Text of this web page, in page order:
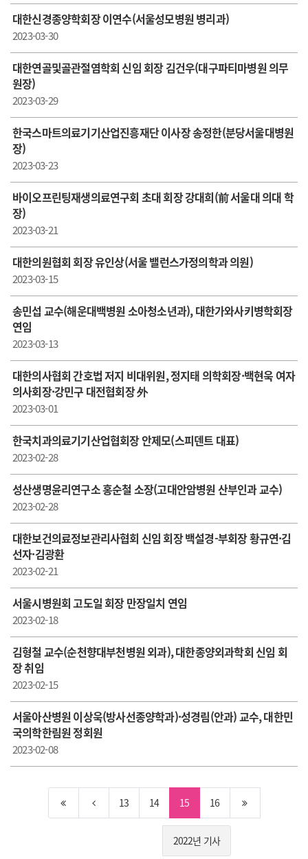
대한신경종양학회장 이연수(서울성모병원 병리과)
2023-03-30
대한연골및골관절염학회 신임 회장 김건우(대구파티마병원 의무
원장)
2023-03-29
한국스마트의료기기산업진흥재단 이사장 송정한(분당서울대병원
장)
2023-03-23
바이오프린팅재생의료연구회 초대 회장 강대희(前 서울대 의대 학
장)
2023-03-21
대한의원협회 회장 유인상(서울 밸런스가정의학과 의원)
2023-03-15
송민섭 교수(해운대백병원 소아청소년과), 대한가와사키병학회장
연임
2023-03-13
대한의사협회 간호법 저지 비대위원, 정지태 의학회장·백현욱 여자
의사회장·강민구 대전협회장 外
2023-03-01
한국치과의료기기산업협회장 안제모(스피덴트 대표)
2023-02-28
성산생명윤리연구소 홍순철 소장(고대안암병원 산부인과 교수)
2023-02-28
대한보건의료정보관리사협회 신임 회장 백설경-부회장 황규연·김
선자·김광환
2023-02-21
서울시병원회 고도일 회장 만장일치 연임
2023-02-18
김형철 교수(순천향대부천병원 외과), 대한종양외과학회 신임 회
장 취임
2023-02-15
서울아산병원 이상욱(방사선종양학과)·성경림(안과) 교수, 대한민
국의학한림원 정회원
2023-02-08
13 14 15 16
2022년 기사